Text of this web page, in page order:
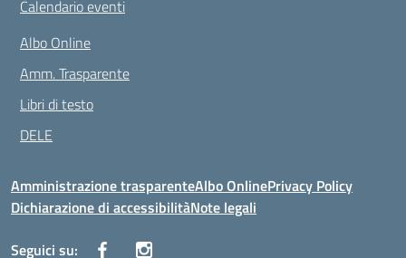
Calendario eventi
Albo Online
Amm. Trasparente
Libri di testo
DELE
Amministrazione trasparenteAlbo OnlinePrivacy Policy
Dichiarazione di accessibilitàNote legali
Seguici su: